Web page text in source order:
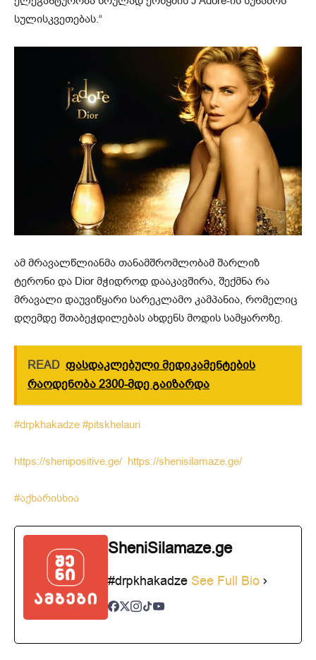
სულისკვეთებას.“
ამ მრავალწლიანმა თანამშრომლობამ შარლიზ
ტერონი და Dior მჭიდროდ დააკავშირა, შექმნა რა
მრავალი დაუვიწყარი სარეკლამო კამპანია, რომელიც
დღემდე შთაბეჭდილებას ახდენს მოდის სამყაროზე.
READ ფასდაკლებული მედიკამენტების
რაოდენობა 2300-მდე გაიზარდა
#drpkhakadze #pitskhelauri
https://shenipositive.ge/ https://shenisilamaze.ge/
#აქხარისხია
SheniSilamaze.ge
#drpkhakadze See Full Bio